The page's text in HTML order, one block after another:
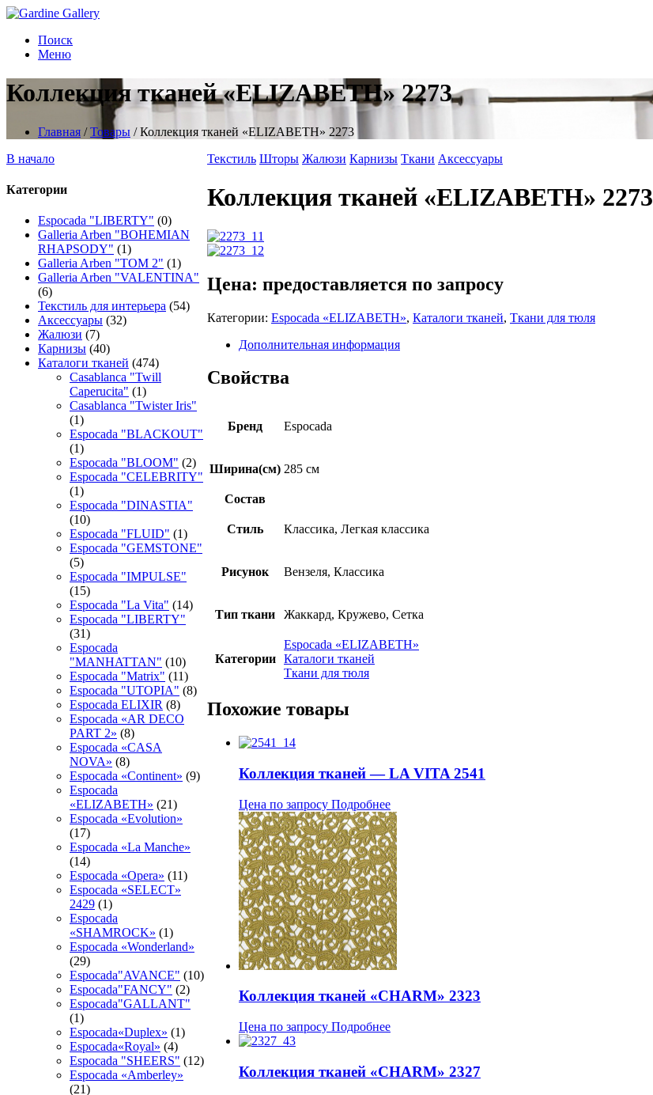
Поиск
Меню
Коллекция тканей «ELIZABETH» 2273
Главная /Товары /Коллекция тканей «ELIZABETH» 2273
В начало
Категории
Espocada "LIBERTY" (0)
Galleria Arben "BOHEMIAN
RHAPSODY" (1)
Galleria Arben "TOM 2" (1)
Galleria Arben "VALENTINA"
(6)
Текстиль для интерьера (54)
Аксессуары (32)
Жалюзи (7)
Карнизы (40)
Каталоги тканей (474)
Casablanca "Twill
Caperucita" (1)
Casablanca "Twister Iris"
(1)
Espocada "BLACKOUT"
(1)
Espocada "BLOOM" (2)
Espocada "CELEBRITY"
(1)
Espocada "DINASTIA"
(10)
Espocada "FLUID" (1)
Espocada "GEMSTONE"
(5)
Espocada "IMPULSE"
(15)
Espocada "La Vita" (14)
Espocada "LIBERTY"
(31)
Espocada
"MANHATTAN" (10)
Espocada "Matrix" (11)
Espocada "UTOPIA" (8)
Espocada ELIXIR (8)
Espocada «AR DECO
PART 2» (8)
Espocada «CASA
NOVA» (8)
Espocada «Continent» (9)
Espocada
«ELIZABETH» (21)
Espocada «Evolution»
(17)
Espocada «La Manche»
(14)
Espocada «Opera» (11)
Espocada «SELECT»
2429 (1)
Espocada
«SHAMROCK» (1)
Espocada «Wonderland»
(29)
Espocada"AVANCE" (10)
Espocada"FANCY" (2)
Espocada"GALLANT"
(1)
Espocada«Duplex» (1)
Espocada«Royal» (4)
Espocadа "SHEERS" (12)
Espocadа «Amberley»
(21)
Текстиль Шторы Жалюзи Карнизы Ткани Аксессуары
Коллекция тканей «ELIZABETH» 2273
Цена: предоставляется по запросу
Категории: Espocada «ELIZABETH», Каталоги тканей, Ткани для тюля
Дополнительная информация
Свойства
Бренд Espocada
Ширина(см) 285 см
Состав
Стиль Классика, Легкая классика
Рисунок Вензеля, Классика
Тип ткани Жаккард, Кружево, Сетка
Категории
Espocada «ELIZABETH»
Каталоги тканей
Ткани для тюля
Похожие товары
Коллекция тканей — LA VITA 2541
Цена по запросу Подробнее
Коллекция тканей «CHARM» 2323
Цена по запросу Подробнее
Коллекция тканей «CHARM» 2327